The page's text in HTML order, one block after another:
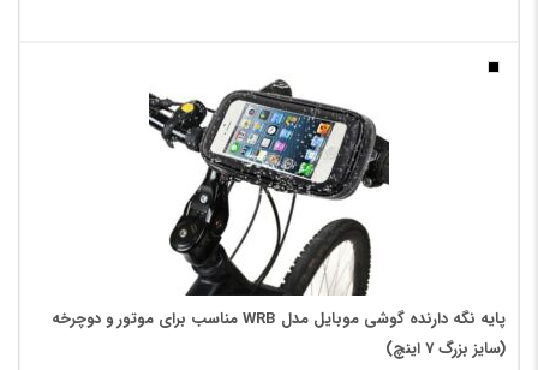
پایه نگه دارنده گوشی موبایل مدل WRB مناسب برای موتور و دوچرخه
(سایز بزرگ 7 اینچ)